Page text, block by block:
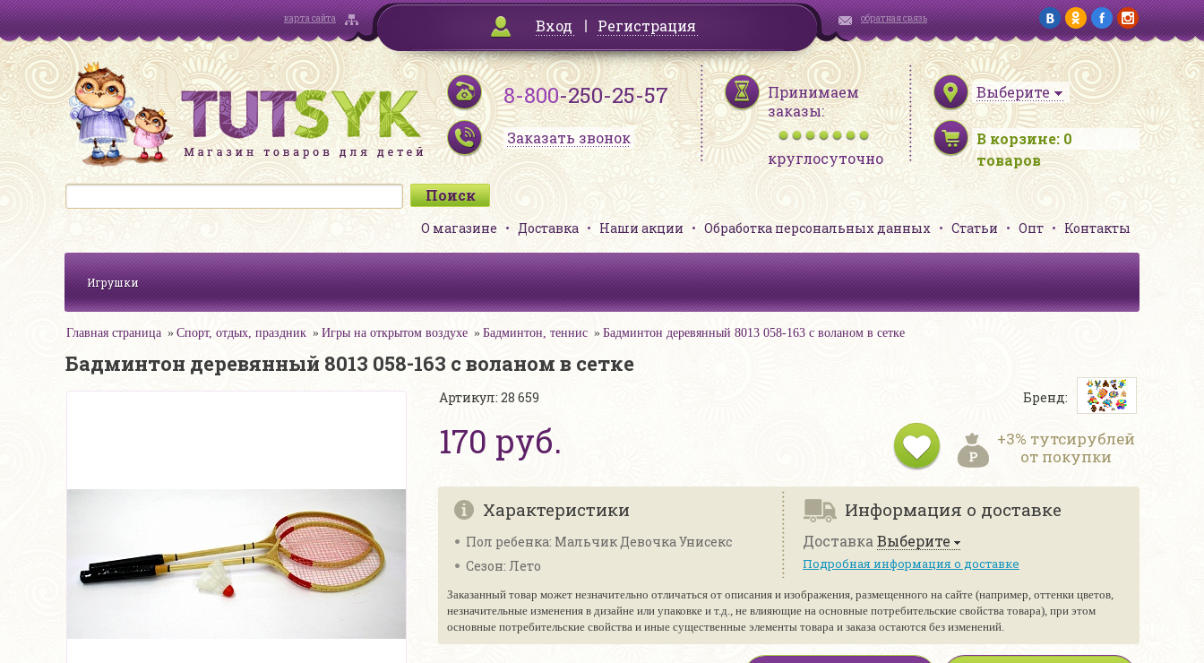
карта сайта Вход Регистрация обратная связь
8-800-250-25-57
Заказать звонок
Принимаем
заказы:
круглосуточно
Выберите
В корзине: 0
товаров
О магазине Доставка Наши акции Обработка персональных данных Статьи Опт Контакты
Игрушки
Главная страница Спорт, отдых, праздник Игры на открытом воздухе Бадминтон, теннис Бадминтон деревянный 8013 058-163 с воланом в сетке
Бадминтон деревянный 8013 058-163 с воланом в сетке
Артикул: 28 659
170 руб.
Бренд:
+3% тутсирублей
от покупки
Характеристики
Пол ребенка: Мальчик Девочка Унисекс
Сезон: Лето
Информация о доставке
Доставка Выберите
Подробная информация о доставке
Заказанный товар может незначительно отличаться от описания и изображения, размещенного на сайте (например, оттенки цветов,
незначительные изменения в дизайне или упаковке и т.д., не влияющие на основные потребительские свойства товара), при этом
основные потребительские свойства и иные существенные элементы товара и заказа остаются без изменений.